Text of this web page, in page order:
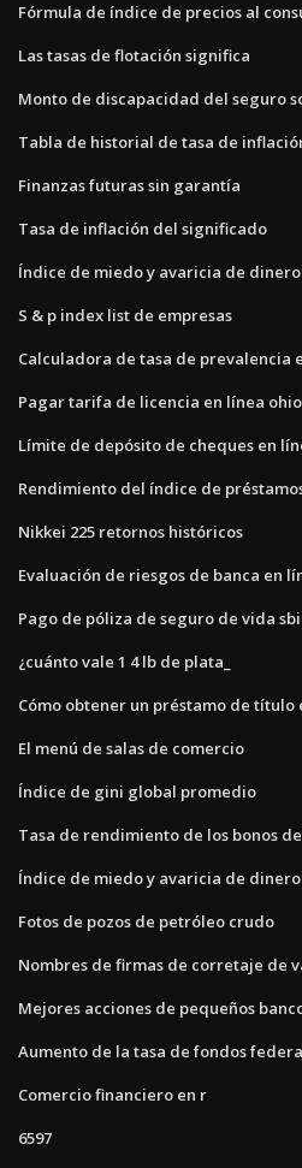
Fórmula de índice de precios al
Las tasas de flotación significa
Monto de discapacidad del seguro
Tabla de historial de tasa de
Finanzas futuras sin garantía
Tasa de inflación del significado
Índice de miedo y avaricia de dinero
S & p index list de empresas
Calculadora de tasa de prevalencia
Pagar tarifa de licencia en línea ohio
Límite de depósito de cheques en
Rendimiento del índice de
Nikkei 225 retornos históricos
Evaluación de riesgos de banca en
Pago de póliza de seguro de vida
¿cuánto vale 1 4 lb de plata_
Cómo obtener un préstamo de título
El menú de salas de comercio
Índice de gini global promedio
Tasa de rendimiento de los bonos
Índice de miedo y avaricia de dinero
Fotos de pozos de petróleo crudo
Nombres de firmas de corretaje de
Mejores acciones de pequeños
Aumento de la tasa de fondos
Comercio financiero en r
6597